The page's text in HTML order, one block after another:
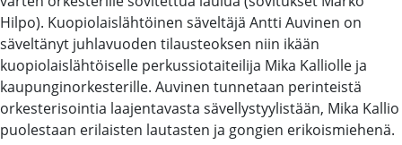
Hilpo). Kuopiolaislähtöinen säveltäjä Antti Auvinen on
säveltänyt juhlavuoden tilausteoksen niin ikään
kuopiolaislähtöiselle perkussiotaiteilija Mika Kalliolle ja
kaupunginorkesterille. Auvinen tunnetaan perinteistä
orkesterisointia laajentavasta sävellystyylistään, Mika Kallio
puolestaan erilaisten lautasten ja gongien erikoismiehenä.